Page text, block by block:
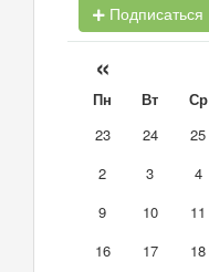
Подписаться
«
Пн Вт Ср
23
24 25
2
3 4
9
10 11
16
17 18